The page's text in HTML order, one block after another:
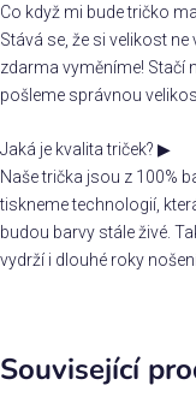
Co když mi bude tričko
Stává se, že si velikost
zdarma vyměníme! Stačí
pošleme správnou
Jaká je kvalita triček? ▶
Naše trička jsou z 100%
tiskneme technologií,
budou barvy stále živé.
vydrží i dlouhé roky
Související